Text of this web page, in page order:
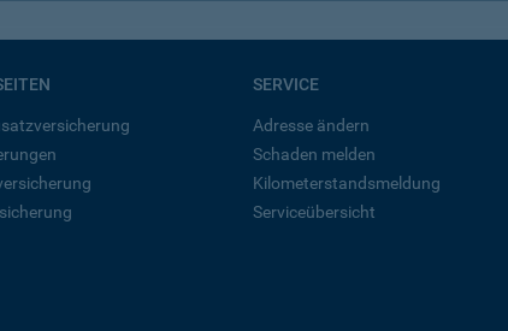
SERVICE
Adresse ändern
Schaden melden
Kilometerstandsmeldung
Serviceübersicht